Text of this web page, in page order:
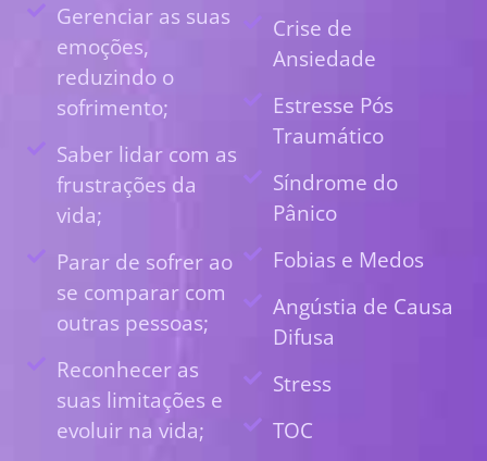
Gerenciar as suas
emoções,
reduzindo o
sofrimento;
Saber lidar com as
frustrações da
vida;
Parar de sofrer ao
se comparar com
outras pessoas;
Reconhecer as
suas limitações e
evoluir na vida;
Crise de
Ansiedade
Estresse Pós
Traumático
Síndrome do
Pânico
Fobias e Medos
Angústia de Causa
Difusa
Stress
TOC